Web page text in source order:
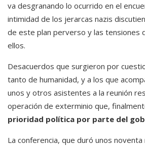
va desgranando lo ocurrido en el
intimidad de los jerarcas nazis
de este plan perverso y las tensiones
ellos.
Desacuerdos que surgieron por
tanto de humanidad, y a los que
unos y otros asistentes a la reunión
operación de exterminio que,
prioridad política por parte del
La conferencia, que duró unos